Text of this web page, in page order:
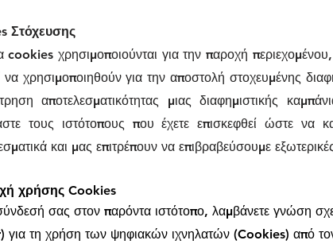
Στόχευσης
cookies χρησιμοποιούνται για την παροχή
να χρησιμοποιηθούν για την αποστολή στοχευμένης
αποτελεσματικότητας μιας διαφημιστικής
τους ιστότοπους που έχετε επισκεφθεί ώστε να
και μας επιτρέπουν να επιβραβεύσουμε
χρήσης Cookies
σας στον παρόντα ιστότοπο, λαμβάνετε γνώση
για τη χρήση των ψηφιακών ιχνηλατών (Cookies) από τον